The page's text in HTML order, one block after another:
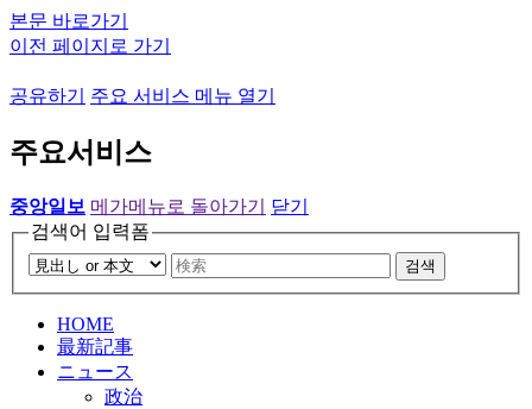
본문 바로가기
이전 페이지로 가기
공유하기 주요 서비스 메뉴 열기
주요서비스
중앙일보 메가메뉴로 돌아가기
닫기
검색어 입력폼
검색
HOME
最新記事
ニュース
政治